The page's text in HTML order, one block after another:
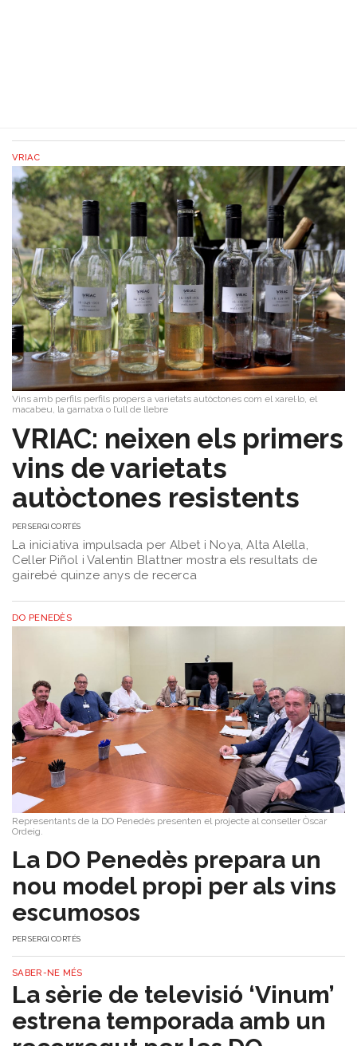
VRIAC
Vins amb perfils perfils propers a varietats autòctones com el xarel·lo, el
macabeu, la garnatxa o l’ull de llebre
VRIAC: neixen els primers
vins de varietats
autòctones resistents
PERSERGI CORTÉS
La iniciativa impulsada per Albet i Noya, Alta Alella,
Celler Piñol i Valentin Blattner mostra els resultats de
gairebé quinze anys de recerca
DO PENEDÈS
Representants de la DO Penedès presenten el projecte al conseller Òscar
Ordeig.
​La DO Penedès prepara un
nou model propi per als vins
escumosos
PERSERGI CORTÉS
SABER-NE MÉS
La sèrie de televisió ‘Vinum’
estrena temporada amb un